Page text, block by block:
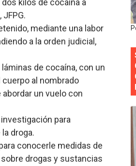
el equipo de la DGM debe
2.0”
Santo Domingo Acuerdan
Anuales de Literatura 2026 y el
reúnen en República
kilos de cocaína a
mediante una labor
a la orden judicial,
de cocaína, con un
al nombrado
un vuelo con
para
droga.
conocerle medidas de
drogas y sustancias